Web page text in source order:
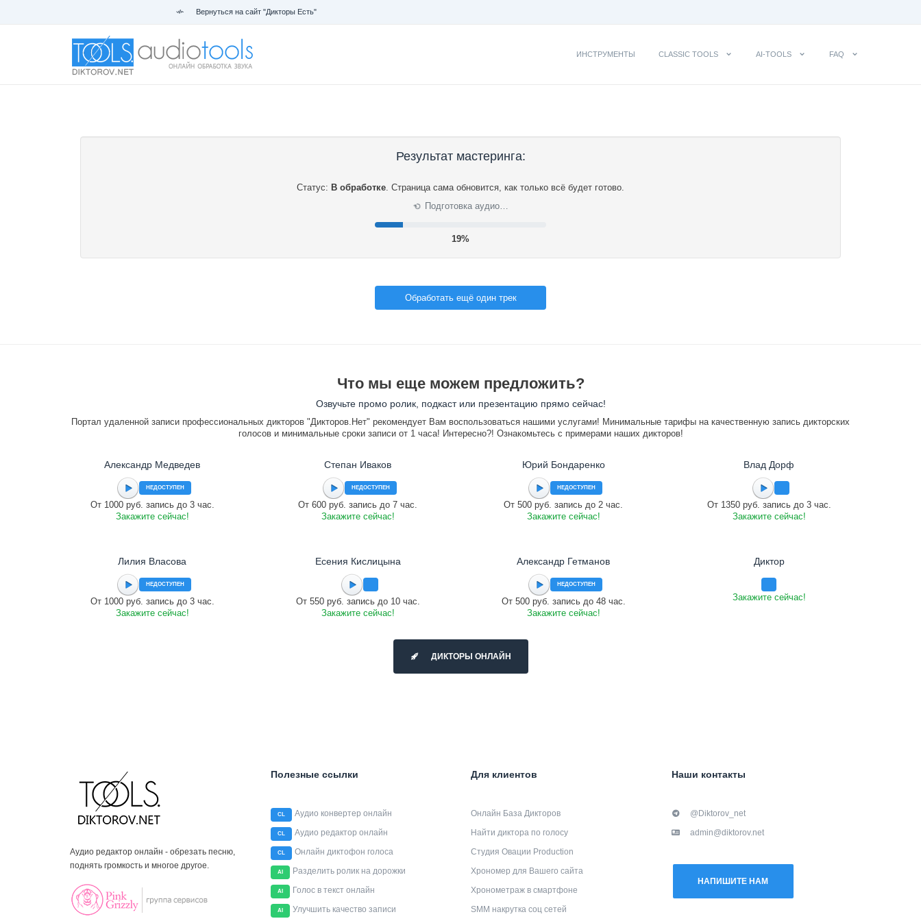
Вернуться на сайт "Дикторы Есть"
ИНСТРУМЕНТЫ CLASSIC TOOLS AI-TOOLS FAQ
Результат мастеринга:
Статус: В обработке. Страница сама обновится, как только всё будет готово.
⟳ Подготовка аудио…
19%
Обработать ещё один трек
Что мы еще можем предложить?
Озвучьте промо ролик, подкаст или презентацию прямо сейчас!
Портал удаленной записи профессиональных дикторов "Дикторов.Нет" рекомендует Вам воспользоваться нашими услугами! Минимальные тарифы на качественную запись дикторских
голосов и минимальные сроки записи от 1 часа! Интересно?! Ознакомьтесь с примерами наших дикторов!
Александр Медведев
НЕДОСТУПЕН
От 1000 руб. запись до 3 час.
Закажите сейчас!
Степан Иваков
НЕДОСТУПЕН
От 600 руб. запись до 7 час.
Закажите сейчас!
Юрий Бондаренко
НЕДОСТУПЕН
От 500 руб. запись до 2 час.
Закажите сейчас!
Влад Дорф
От 1350 руб. запись до 3 час.
Закажите сейчас!
Лилия Власова
НЕДОСТУПЕН
От 1000 руб. запись до 3 час.
Закажите сейчас!
Есения Кислицына
От 550 руб. запись до 10 час.
Закажите сейчас!
Александр Гетманов
НЕДОСТУПЕН
От 500 руб. запись до 48 час.
Закажите сейчас!
Диктор
Закажите сейчас!
ДИКТОРЫ ОНЛАЙН
Аудио редактор онлайн - обрезать песню,
поднять громкость и многое другое.
Полезные ссылки
CL Аудио конвертер онлайн
CL Аудио редактор онлайн
CL Онлайн диктофон голоса
AI Разделить ролик на дорожки
AI Голос в текст онлайн
AI Улучшить качество записи
Для клиентов
Онлайн База Дикторов
Найти диктора по голосу
Студия Овации Production
Хрономер для Вашего сайта
Хронометраж в смартфоне
SMM накрутка соц сетей
Наши контакты
@Diktorov_net
admin@diktorov.net
НАПИШИТЕ НАМ